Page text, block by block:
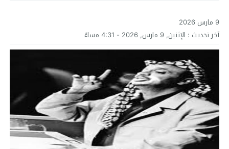
9 مارس 2026
آخر تحديث : الإثنين, 9 مارس, 2026 - 4:31 مساءً